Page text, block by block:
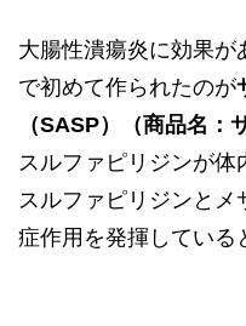
大腸性潰瘍炎に効果が
で初めて作られたのが
（SASP）（商品名：
スルファピリジンが体
スルファピリジンと
症作用を発揮している